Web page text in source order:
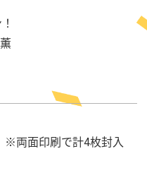
※両面印刷で計4枚封入